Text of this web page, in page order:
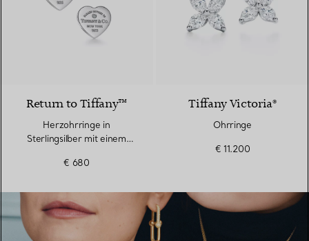
Return to Tiffany™
Herzohrringe in
Sterlingsilber mit einem
€ 680
Tiffany Victoria®
Ohrringe
€ 11.200